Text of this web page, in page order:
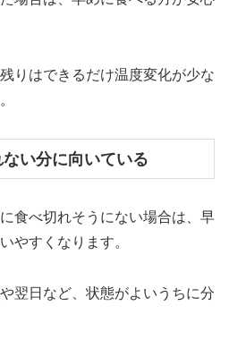
りはできるだけ温度変化が少な
い分に向いている
食べ切れそうにない場合は、早
やすくなります。
翌日など、状態がよいうちに分